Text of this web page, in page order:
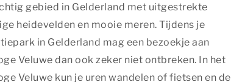
gebied in Gelderland met uitgestrekte
heidevelden en mooie meren. Tijdens je
in Gelderland mag een bezoekje aan
Veluwe dan ook zeker niet ontbreken. In het
Veluwe kun je uren wandelen of fietsen en de